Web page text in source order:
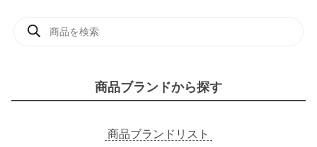
商品ブランドから探す
商品ブランドリスト